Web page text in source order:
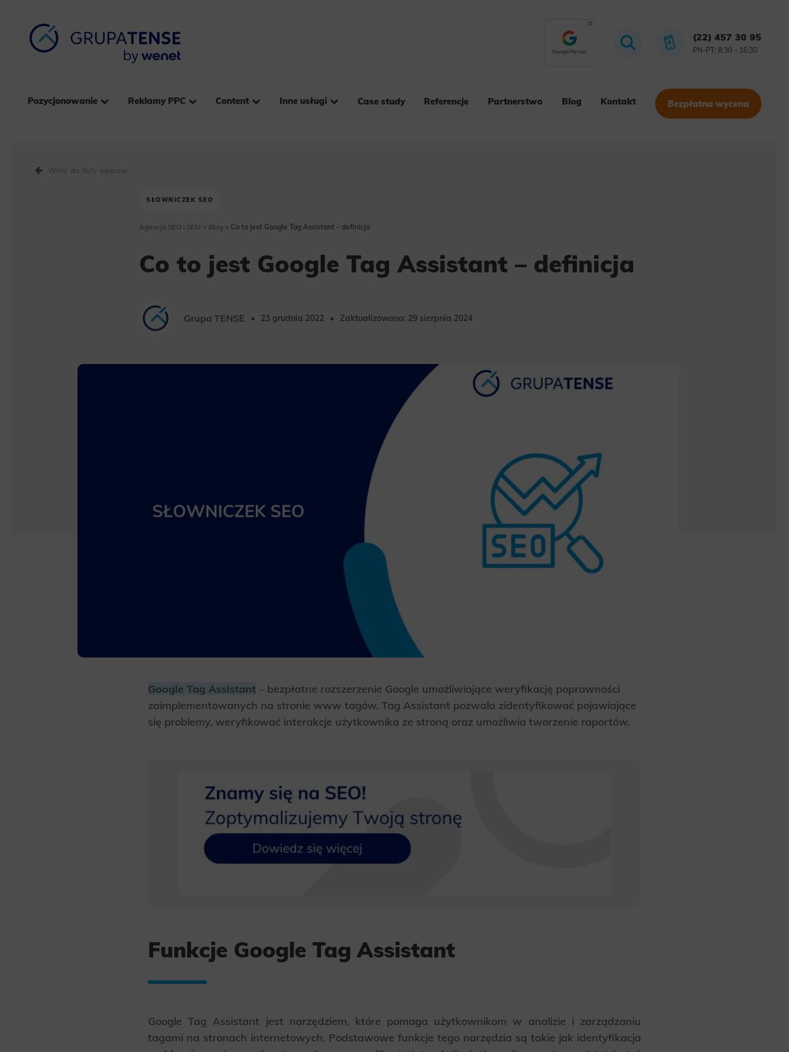
(22) 457 30 95
PN-PT: 8:30 – 16:30
Pozycjonowanie Reklamy PPC Content Inne usługi Case study Referencje Partnerstwo Blog Kontakt Bezpłatna wycena
SŁOWNICZEK SEO
Agencja SEO i SEM > Blog > Co to jest Google Tag Assistant – definicja
Co to jest Google Tag Assistant – definicja
Grupa TENSE 23 grudnia 2022 Zaktualizowano: 29 sierpnia 2024
Google Tag Assistant – bezpłatne rozszerzenie Google umożliwiające weryfikację poprawności
zaimplementowanych na stronie www tagów. Tag Assistant pozwala zidentyfikować pojawiające
się problemy, weryfikować interakcje użytkownika ze stroną oraz umożliwia tworzenie raportów.
Funkcje Google Tag Assistant
Google Tag Assistant jest narzędziem, które pomaga użytkownikom w analizie i zarządzaniu
tagami na stronach internetowych. Podstawowe funkcje tego narzędzia są takie jak identyfikacja